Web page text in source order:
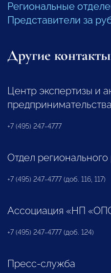
Региональные
Представители за
Другие контакты
Центр экспертизы и
предпринимательства
+7 (495) 247-4777
Отдел регионального
+7 (495) 247-4777 (доб. 116, 117)
Ассоциация «НП
+7 (495) 247-4777 (доб. 124)
Пресс-служба